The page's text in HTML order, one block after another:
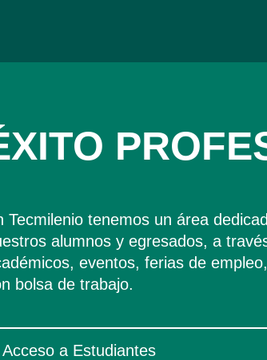
Tecmilenio tenemos un área
alumnos y egresados, a
eventos, ferias de
bolsa de trabajo.
Acceso a Estudiantes